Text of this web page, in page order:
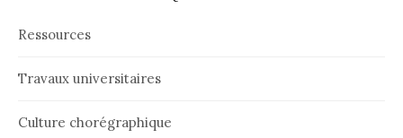
Ressources
Travaux universitaires
Culture chorégraphique